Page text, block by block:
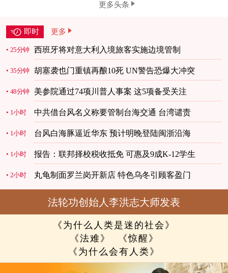
更多头条
即时 更多
25分钟 西班牙将对意大利入境旅客实施边境管制
35分钟 胡塞袭也门重镇再酿10死 UN警告恐爆大冲突
48分钟 美参院通过74项川普人事案 这5项备受关注
1小时 中共借台风名义称要管制台海交通 台湾谴责
1小时 台风白海豚逼近华东 预计明晚登陆闽浙沿海
1小时 报告：联邦择校税收抵免 可惠及9成K-12学生
2小时 丸龟制面罗兰岗开新店 特色乌冬引顾客盈门
法轮功创始人李洪志大师发表
《为什么人类是迷的社会》
《法难》
《惊醒》
《为什么会有人类》